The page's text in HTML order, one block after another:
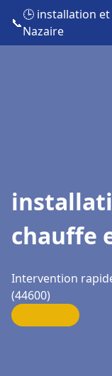
📞
🕒 installation
Nazaire
chauffe
Intervention
(44600)